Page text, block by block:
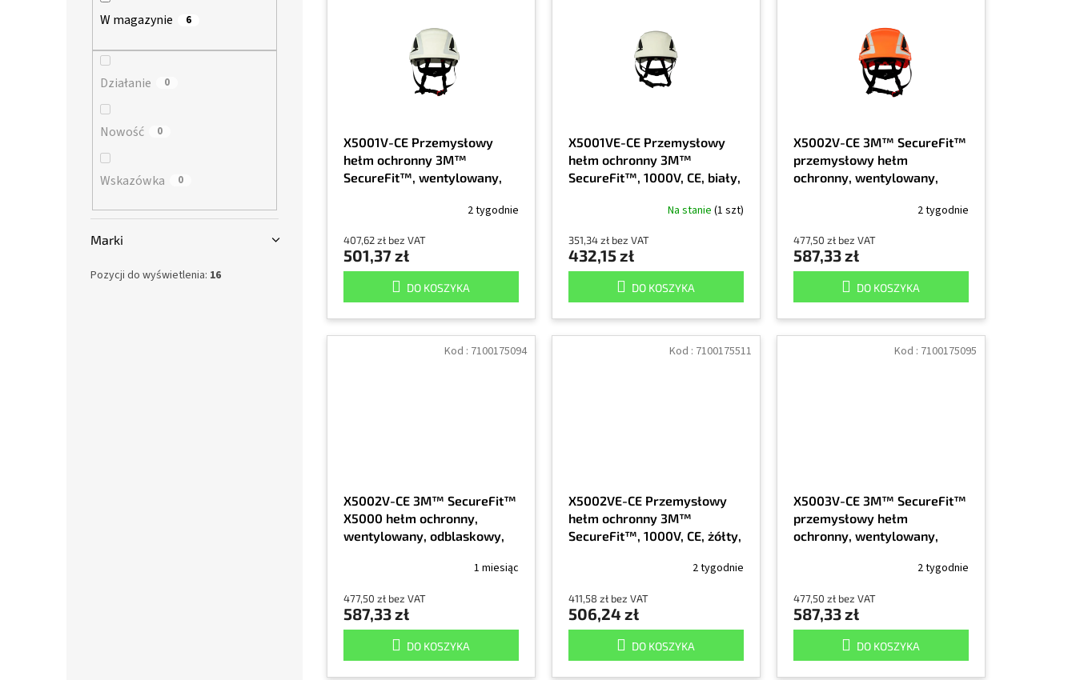
W magazynie 6
Działanie 0
Nowość 0
Wskazówka 0
Marki
Pozycji do wyświetlenia: 16
X5001V-CE Przemysłowy
hełm ochronny 3M™
SecureFit™, wentylowany,
2 tygodnie
407,62 zł bez VAT
501,37 zł
DO KOSZYKA
X5001VE-CE Przemysłowy
hełm ochronny 3M™
SecureFit™, 1000V, CE, biały,
Na stanie (1 szt)
351,34 zł bez VAT
432,15 zł
DO KOSZYKA
X5002V-CE 3M™ SecureFit™
przemysłowy hełm
ochronny, wentylowany,
2 tygodnie
477,50 zł bez VAT
587,33 zł
DO KOSZYKA
X5002V-CE 3M™ SecureFit™
X5000 hełm ochronny,
wentylowany, odblaskowy,
1 miesiąc
477,50 zł bez VAT
587,33 zł
DO KOSZYKA
Kod : 7100175094
X5002VE-CE Przemysłowy
hełm ochronny 3M™
SecureFit™, 1000V, CE, żółty,
2 tygodnie
411,58 zł bez VAT
506,24 zł
DO KOSZYKA
Kod : 7100175511
X5003V-CE 3M™ SecureFit™
przemysłowy hełm
ochronny, wentylowany,
2 tygodnie
477,50 zł bez VAT
587,33 zł
DO KOSZYKA
Kod : 7100175095